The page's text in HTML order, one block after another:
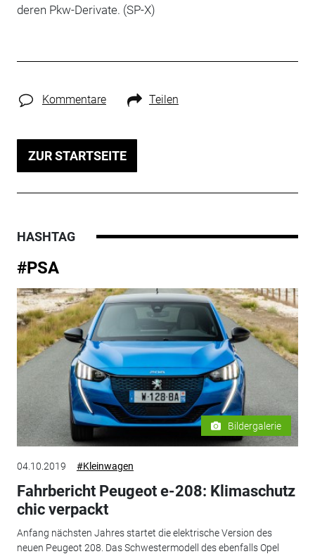
deren Pkw-Derivate. (SP-X)
Kommentare Teilen
ZUR STARTSEITE
HASHTAG
#PSA
Bildergalerie
04.10.2019 #Kleinwagen
Fahrbericht Peugeot e-208: Klimaschutz
chic verpackt
Anfang nächsten Jahres startet die elektrische Version des
neuen Peugeot 208. Das Schwestermodell des ebenfalls Opel